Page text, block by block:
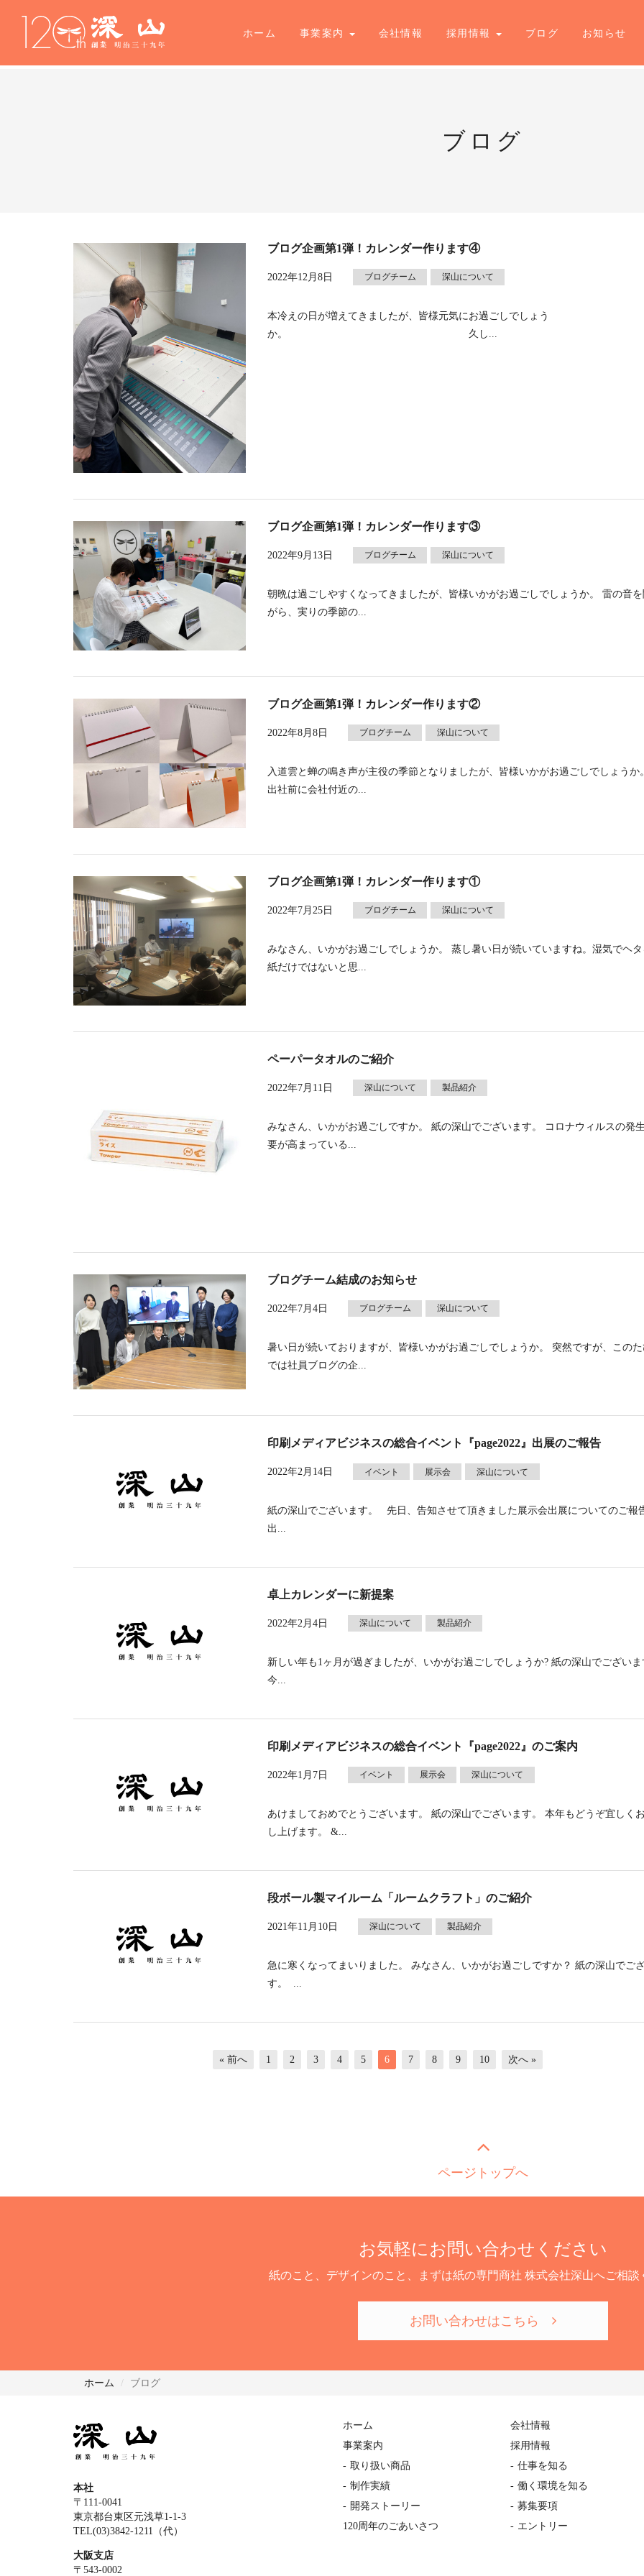
ホーム 事業案内 会社情報 採用情報 ブログ お知らせ
ブログ
ブログ企画第1弾！カレンダー作ります④
2022年12月8日 ブログチーム 深山について
本冷えの日が増えてきましたが、皆様元気にお過ごしでしょう
か。 久し...
ブログ企画第1弾！カレンダー作ります③
2022年9月13日 ブログチーム 深山について
朝晩は過ごしやすくなってきましたが、皆様いかがお過ごしでしょうか。 雷の音
がら、実りの季節の...
ブログ企画第1弾！カレンダー作ります②
2022年8月8日 ブログチーム 深山について
入道雲と蝉の鳴き声が主役の季節となりましたが、皆様いかがお過ごしでしょうか
出社前に会社付近の...
ブログ企画第1弾！カレンダー作ります①
2022年7月25日 ブログチーム 深山について
みなさん、いかがお過ごしでしょうか。 蒸し暑い日が続いていますね。湿気でヘ
紙だけではないと思...
ペーパータオルのご紹介
2022年7月11日 深山について 製品紹介
みなさん、いかがお過ごしですか。 紙の深山でございます。 コロナウィルスの発
要が高まっている...
ブログチーム結成のお知らせ
2022年7月4日 ブログチーム 深山について
暑い日が続いておりますが、皆様いかがお過ごしでしょうか。 突然ですが、この
では社員ブログの企...
印刷メディアビジネスの総合イベント『page2022』出展のご報告
2022年2月14日 イベント 展示会 深山について
紙の深山でございます。 先日、告知させて頂きました展示会出展についてのご報
出...
卓上カレンダーに新提案
2022年2月4日 深山について 製品紹介
新しい年も1ヶ月が過ぎましたが、いかがお過ごしでしょうか? 紙の深山でござい
今...
印刷メディアビジネスの総合イベント『page2022』のご案内
2022年1月7日 イベント 展示会 深山について
あけましておめでとうございます。 紙の深山でございます。 本年もどうぞ宜しく
し上げます。 &...
段ボール製マイルーム「ルームクラフト」のご紹介
2021年11月10日 深山について 製品紹介
急に寒くなってまいりました。 みなさん、いかがお過ごしですか？ 紙の深山でご
す。 ...
« 前へ 1 2 3 4 5 6 7 8 9 10 次へ »
ページトップへ
お気軽にお問い合わせください
紙のこと、デザインのこと、まずは紙の専門商社 株式会社深山へご相談
お問い合わせはこちら
ホーム ブログ
本社
〒111-0041
東京都台東区元浅草1-1-3
TEL(03)3842-1211（代）
大阪支店
〒543-0002
ホーム
事業案内
取り扱い商品
制作実績
開発ストーリー
120周年のごあいさつ
会社情報
採用情報
仕事を知る
働く環境を知る
募集要項
エントリー